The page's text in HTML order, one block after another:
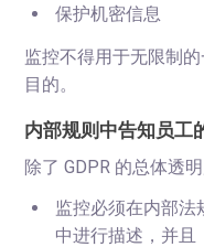
保护机密信息
监控不得用于无限制
目的。
内部规则中告知员工
除了 GDPR 的总体透
监控必须在内部法
中进行描述，并且